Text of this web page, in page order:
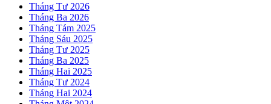
Tháng Tư 2026
Tháng Ba 2026
Tháng Tám 2025
Tháng Sáu 2025
Tháng Tư 2025
Tháng Ba 2025
Tháng Hai 2025
Tháng Tư 2024
Tháng Hai 2024